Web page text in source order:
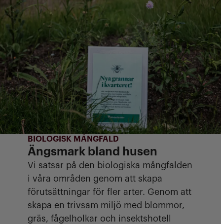
BIOLOGISK MÅNGFALD
Ängsmark bland husen
Vi satsar på den biologiska mångfalden
i våra områden genom att skapa
förutsättningar för fler arter. Genom att
skapa en trivsam miljö med blommor,
gräs, fågelholkar och insektshotell